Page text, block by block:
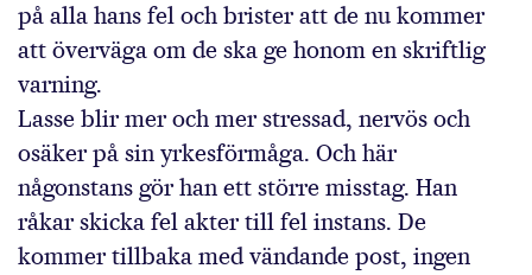
på alla hans fel och brister att de nu kommer
att överväga om de ska ge honom en skriftlig
varning.
Lasse blir mer och mer stressad, nervös och
osäker på sin yrkesförmåga. Och här
någonstans gör han ett större misstag. Han
råkar skicka fel akter till fel instans. De
kommer tillbaka med vändande post, ingen